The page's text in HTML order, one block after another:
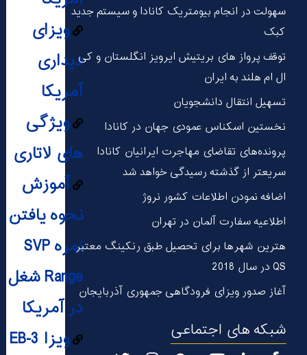
ویزای
دیداری
آمریکا
ویژگی
های لاتاری
آموزش
نحوه یافتن
نمره SVP
Range شغل
در آمریکا
ویزا EB-3
سهولت در انجام بیومتریک کانادا و سیستم جدید
کبک
توقف پرواز های بریتیش ایرویز انگلستان و کی
ال ام هلند به ایران
تسهیل انتقال دانشجویان
نخستین اسکناس عمودی جهان در كانادا
پرونده‌های تقاضای مهاجرت ایرانیان کانادا
سریعتر از گذشته رسیدگی خواهد شد
اضافه نمودن اطلاعات کشور نروژ
اطلاعیه سفارت آلمان در تهران
هترین شهر‌ها برای تحصیل طبق رنکینگ معتبر
QS در سال 2018
آغاز صدور ویزای فرودگاهی جمهوری آذربایجان
شبکه های اجتماعی